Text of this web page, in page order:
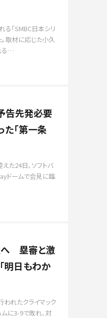
る「SMBC日本シリ
取材に応じた小久
る…
告先発必要
「第一条
た24日、ソフトバ
ドームで会見に臨
へ 塁審と激
明日もわか
われたクライマック
に3-9で敗れ、対